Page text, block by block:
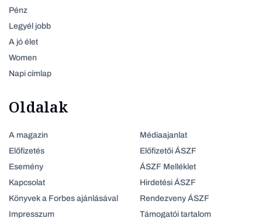
Pénz
Legyél jobb
A jó élet
Women
Napi címlap
Oldalak
A magazin
Előfizetés
Esemény
Kapcsolat
Könyvek a Forbes ajánlásával
Impresszum
Médiaajanlat
Előfizetői ÁSZF
ÁSZF Melléklet
Hirdetési ÁSZF
Rendezveny ÁSZF
Támogatói tartalom